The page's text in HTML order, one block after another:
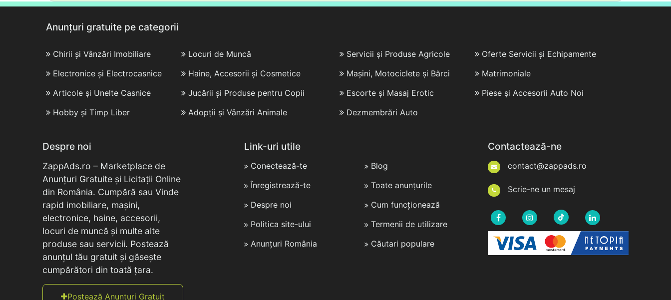
Anunțuri gratuite pe categorii
Chirii și Vânzări Imobiliare
Locuri de Muncă
Electronice și Electrocasnice
Haine, Accesorii și Cosmetice
Articole și Unelte Casnice
Jucării și Produse pentru Copii
Hobby și Timp Liber
Adopții și Vânzări Animale
Servicii și Produse Agricole
Oferte Servicii și Echipamente
Mașini, Motociclete și Bărci
Matrimoniale
Escorte și Masaj Erotic
Piese și Accesorii Auto Noi
Dezmembrări Auto
Despre noi
ZappAds.ro – Marketplace de
Anunțuri Gratuite și Licitații Online
din România. Cumpără sau Vinde
rapid imobiliare, mașini,
electronice, haine, accesorii,
locuri de muncă și multe alte
produse sau servicii. Postează
anunțul tău gratuit și găsește
cumpărători din toată țara.
Postează Anunțuri Gratuit
Link-uri utile
Conectează-te
Înregistrează-te
Despre noi
Politica site-ului
Anunțuri România
Blog
Toate anunțurile
Cum funcționează
Termenii de utilizare
Căutari populare
Contactează-ne
contact@zappads.ro
Scrie-ne un mesaj